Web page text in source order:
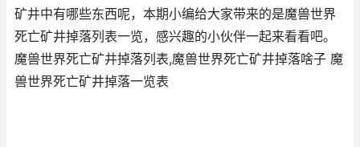
矿井中有哪些东西呢，本期小编给大家带来的是魔兽世界
死亡矿井掉落列表一览，感兴趣的小伙伴一起来看看吧。
魔兽世界死亡矿井掉落列表,魔兽世界死亡矿井掉落啥子 魔
兽世界死亡矿井掉落一览表